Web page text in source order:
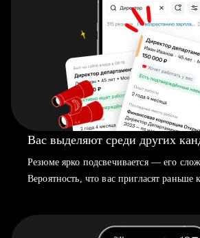
Вас выделяют среди других
Резюме ярко подсвечивается — его
Вероятность, что вас пригласят